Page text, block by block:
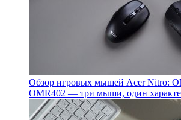
Обзор игровых мышей Acer Nitro:
OMR402 — три мыши, один